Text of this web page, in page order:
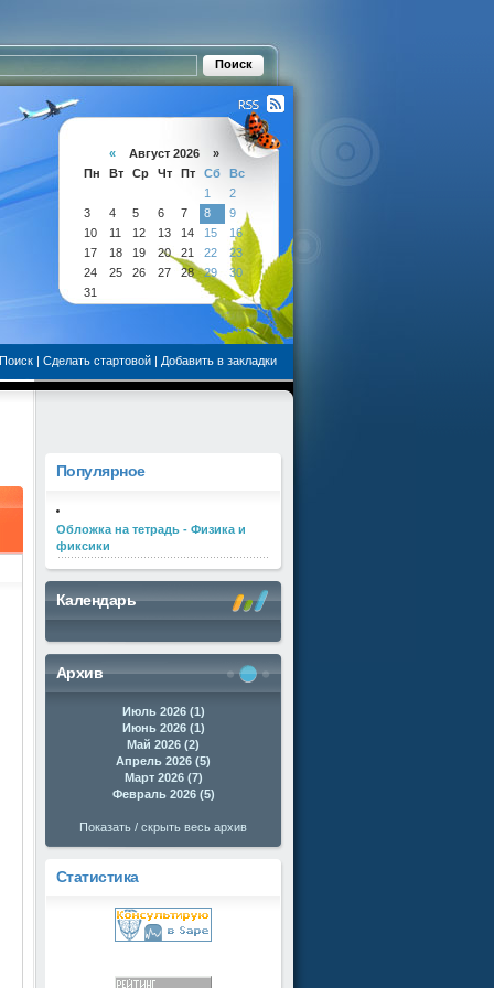
« Август 2026 »
Пн
Вт Ср Чт Пт Сб
Вс
1
2
3
4 5 6 7 8
9
10
11 12 13 14 15
16
17
18 19 20 21 22
23
24
25 26 27 28 29
30
31
Поиск | Сделать стартовой | Добавить в закладки
Популярное
Обложка на тетрадь - Физика и
фиксики
Календарь
Архив
Июль 2026 (1)
Июнь 2026 (1)
Май 2026 (2)
Апрель 2026 (5)
Март 2026 (7)
Февраль 2026 (5)
Показать / скрыть весь архив
Статистика